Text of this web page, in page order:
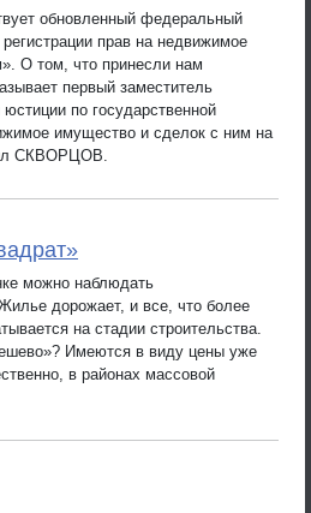
обновленный федеральный
прав на недвижимое
О том, что принесли нам
первый заместитель
по государственной
имущество и сделок с ним на
СКВОРЦОВ.
можно наблюдать
дорожает, и все, что более
на стадии строительства.
Имеются в виду цены уже
в районах массовой